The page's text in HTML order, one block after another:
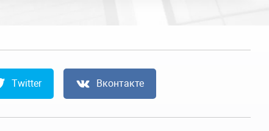
Twitter Вконтакте